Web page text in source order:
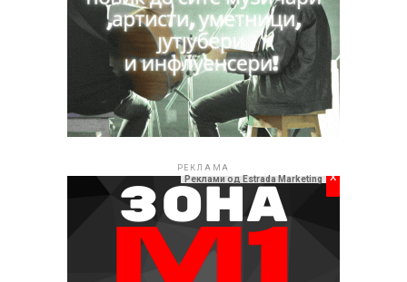
Стефанија не ја крие својата благодарност за оваа
соработка и со искрени зборови вели: „Сакам да
упатам едно огромно благодарам до човекот кој
РЕКЛАМА
Реклами од Estrada Marketing x